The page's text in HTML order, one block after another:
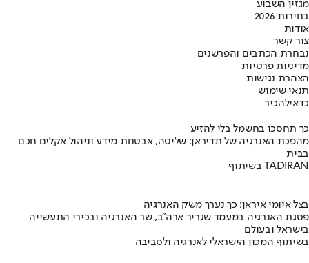
מגזין השבוע
בחירות 2026
אודות
צור קשר
נבחרת הכתבים והפרשנים
מדיניות פרטיות
הצהרת נגישות
תנאי שימוש
כדאילהכיר
כך תחסכו בחשמל בלי להזיע
מהפכת האנרגיה של תדיראן: שליטה, אבטחת מידע וניהול אקלים חכם
בבית
בשיתוף TADIRAN
בצל איומי איראן: כך נערך משק האנרגיה
פסגת האנרגיה במעמד שגריר ארה"ב, שר האנרגיה ובכירי התעשייה
בישראל ובעולם
בשיתוף המכון הישראלי לאנרגיה ולסביבה